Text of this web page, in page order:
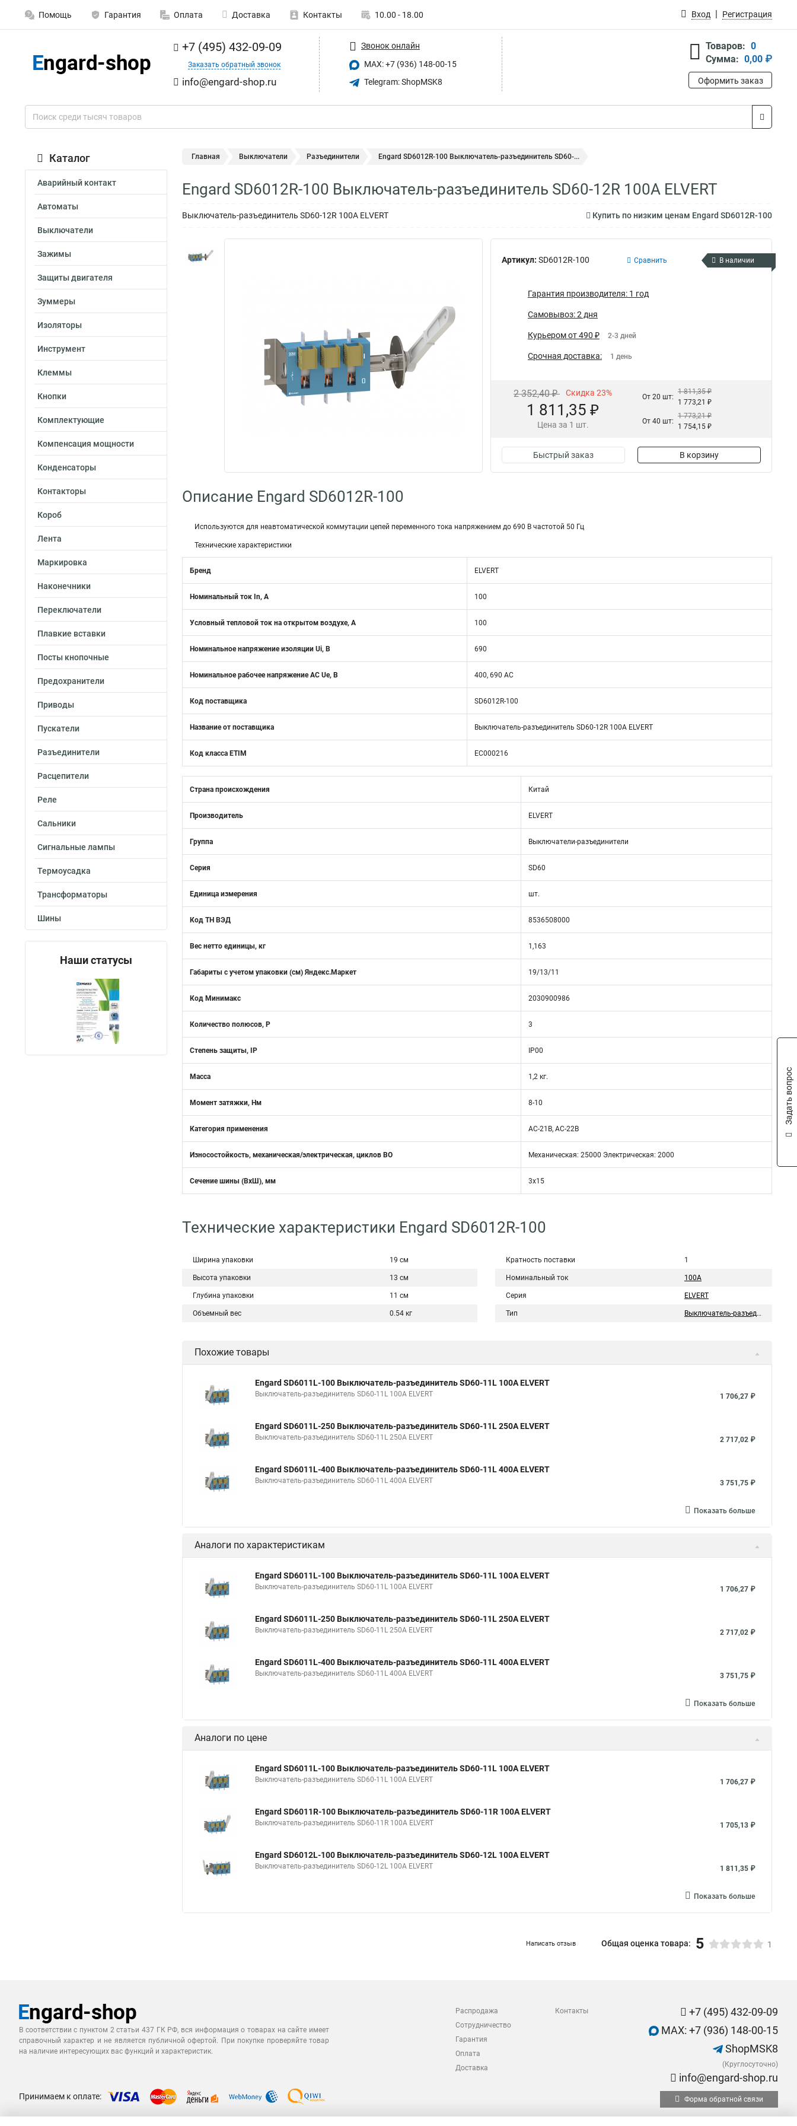
Помощь Гарантия Оплата Доставка Контакты 10.00 - 18.00 Вход Регистрация
+7 (495) 432-09-09
Заказать обратный звонок
info@engard-shop.ru
Звонок онлайн
MAX: +7 (936) 148-00-15
Telegram: ShopMSK8
Товаров: 0
Сумма: 0,00 ₽
Оформить заказ
Каталог
Аварийный контакт
Автоматы
Выключатели
Зажимы
Защиты двигателя
Зуммеры
Изоляторы
Инструмент
Клеммы
Кнопки
Комплектующие
Компенсация мощности
Конденсаторы
Контакторы
Короб
Лента
Маркировка
Наконечники
Переключатели
Плавкие вставки
Посты кнопочные
Предохранители
Приводы
Пускатели
Разъединители
Расцепители
Реле
Сальники
Сигнальные лампы
Термоусадка
Трансформаторы
Шины
Наши статусы
Главная Выключатели Разъединители Engard SD6012R-100 Выключатель-разъединитель SD60-...
Engard SD6012R-100 Выключатель-разъединитель SD60-12R 100А ELVERT
Выключатель-разъединитель SD60-12R 100А ELVERT Купить по низким ценам Engard SD6012R-100
Артикул: SD6012R-100 Сравнить В наличии
Гарантия производителя: 1 год
Самовывоз: 2 дня
Курьером от 490 ₽ 2-3 дней
Срочная доставка: 1 день
2 352,40 ₽ Скидка 23%
1 811,35 ₽
Цена за 1 шт.
От 20 шт:
1 811,35 ₽
1 773,21 ₽
От 40 шт:
1 773,21 ₽
1 754,15 ₽
Быстрый заказ В корзину
Описание Engard SD6012R-100
Используются для неавтоматической коммутации цепей переменного тока напряжением до 690 В частотой 50 Гц
Технические характеристики
Бренд ELVERT
Номинальный ток In, А 100
Условный тепловой ток на открытом воздухе, А 100
Номинальное напряжение изоляции Ui, В 690
Номинальное рабочее напряжение AC Ue, В 400, 690 AC
Код поставщика SD6012R-100
Название от поставщика Выключатель-разъединитель SD60-12R 100А ELVERT
Код класса ETIM EC000216
Страна происхождения Китай
Производитель ELVERT
Группа Выключатели-разъединители
Серия SD60
Единица измерения шт.
Код ТН ВЭД 8536508000
Вес нетто единицы, кг 1,163
Габариты с учетом упаковки (см) Яндекс.Маркет 19/13/11
Код Минимакс 2030900986
Количество полюсов, Р 3
Степень защиты, IP IP00
Масса 1,2 кг.
Момент затяжки, Нм 8-10
Категория применения AC-21B, AC-22B
Износостойкость, механическая/электрическая, циклов ВО Механическая: 25000 Электрическая: 2000
Сечение шины (ВхШ), мм 3x15
Технические характеристики Engard SD6012R-100
Ширина упаковки 19 см
Высота упаковки 13 см
Глубина упаковки 11 см
Объемный вес 0.54 кг
Кратность поставки 1
Номинальный ток 100А
Серия ELVERT
Тип Выключатель-разъединитель
Похожие товары
Engard SD6011L-100 Выключатель-разъединитель SD60-11L 100А ELVERT
Выключатель-разъединитель SD60-11L 100А ELVERT 1 706,27 ₽
Engard SD6011L-250 Выключатель-разъединитель SD60-11L 250А ELVERT
Выключатель-разъединитель SD60-11L 250А ELVERT 2 717,02 ₽
Engard SD6011L-400 Выключатель-разъединитель SD60-11L 400А ELVERT
Выключатель-разъединитель SD60-11L 400А ELVERT 3 751,75 ₽
Показать больше
Аналоги по характеристикам
Engard SD6011L-100 Выключатель-разъединитель SD60-11L 100А ELVERT
Выключатель-разъединитель SD60-11L 100А ELVERT 1 706,27 ₽
Engard SD6011L-250 Выключатель-разъединитель SD60-11L 250А ELVERT
Выключатель-разъединитель SD60-11L 250А ELVERT 2 717,02 ₽
Engard SD6011L-400 Выключатель-разъединитель SD60-11L 400А ELVERT
Выключатель-разъединитель SD60-11L 400А ELVERT 3 751,75 ₽
Показать больше
Аналоги по цене
Engard SD6011L-100 Выключатель-разъединитель SD60-11L 100А ELVERT
Выключатель-разъединитель SD60-11L 100А ELVERT 1 706,27 ₽
Engard SD6011R-100 Выключатель-разъединитель SD60-11R 100А ELVERT
Выключатель-разъединитель SD60-11R 100А ELVERT 1 705,13 ₽
Engard SD6012L-100 Выключатель-разъединитель SD60-12L 100А ELVERT
Выключатель-разъединитель SD60-12L 100А ELVERT 1 811,35 ₽
Показать больше
Написать отзыв Общая оценка товара: 5 1
В соответствии с пунктом 2 статьи 437 ГК РФ, вся информация о товарах на сайте имеет
справочный характер и не является публичной офертой. При покупке проверяйте товар
на наличие интересующих вас функций и характеристик.
Распродажа
Сотрудничество
Гарантия
Оплата
Доставка
Контакты
+7 (495) 432-09-09
MAX: +7 (936) 148-00-15
ShopMSK8
(Круглосуточно)
info@engard-shop.ru
Принимаем к оплате: Форма обратной связи
Задать вопрос